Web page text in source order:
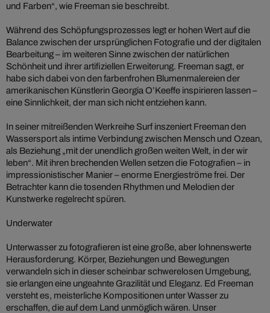
und Farben“, wie Freeman sie beschreibt.
Während des Schöpfungsprozesses legt er hohen Wert auf die
Balance zwischen der ursprünglichen Fotografie und der digitalen
Bearbeitung – im weiteren Sinne zwischen der natürlichen
Schönheit und ihrer artifiziellen Erweiterung. Freeman sagt, er
habe sich dabei von den farbenfrohen Blumenmalereien der
amerikanischen Künstlerin Georgia O’Keeffe inspirieren lassen –
eine Sinnlichkeit, der man sich nicht entziehen kann.
In seiner mitreißenden Werkreihe Surf inszeniert Freeman den
Wassersport als intime Verbindung zwischen Mensch und Ozean,
als Beziehung „mit der unendlich großen weiten Welt, in der wir
leben“. Mit ihren brechenden Wellen setzen die Fotografien – in
impressionistischer Manier – enorme Energieströme frei. Der
Betrachter kann die tosenden Rhythmen und Melodien der
Kunstwerke regelrecht spüren.
Underwater
Unterwasser zu fotografieren ist eine große, aber lohnenswerte
Herausforderung. Körper, Beziehungen und Bewegungen
verwandeln sich in dieser scheinbar schwerelosen Umgebung,
sie erlangen eine ungeahnte Grazilität und Eleganz. Ed Freeman
versteht es, meisterliche Kompositionen unter Wasser zu
erschaffen, die auf dem Land unmöglich wären. Unser